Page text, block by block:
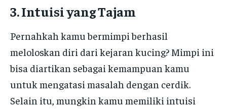
3. Intuisi yang Tajam
Pernahkah kamu bermimpi berhasil
meloloskan diri dari kejaran kucing? Mimpi ini
bisa diartikan sebagai kemampuan kamu
untuk mengatasi masalah dengan cerdik.
Selain itu, mungkin kamu memiliki intuisi